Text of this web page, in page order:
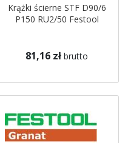
Krążki ścierne STF D90/6
P150 RU2/50 Festool
81,16 zł brutto